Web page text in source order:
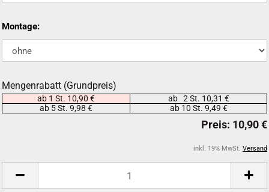
Montage:
Mengenrabatt (Grundpreis)
ab 1 St. 10,90 €
ab 2 St. 10,31 €
ab 5 St. 9,98 €
ab 10 St. 9,49 €
inkl. 19% MwSt. Versand